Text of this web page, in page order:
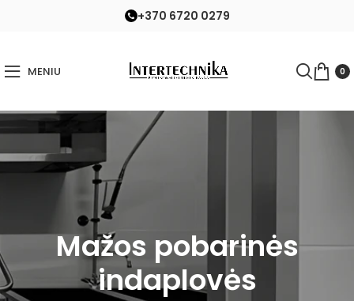
+370 6720 0279
MENIU 0
Mažos pobarinės
indaplovės